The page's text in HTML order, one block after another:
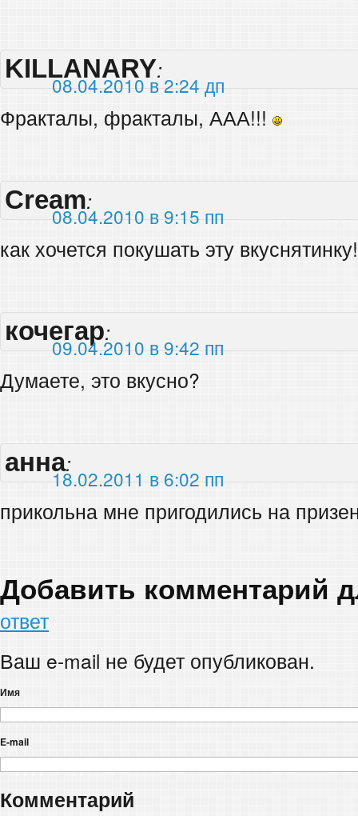
KILLANARY:
08.04.2010 в 2:24 дп
Фракталы, фракталы, ААА!!!
Cream:
08.04.2010 в 9:15 пп
как хочется покушать эту
кочегар:
09.04.2010 в 9:42 пп
Думаете, это вкусно?
анна:
18.02.2011 в 6:02 пп
прикольна мне пригодились на
Добавить комментарий
ответ
Ваш e-mail не будет опубликован.
Имя
E-mail
Комментарий